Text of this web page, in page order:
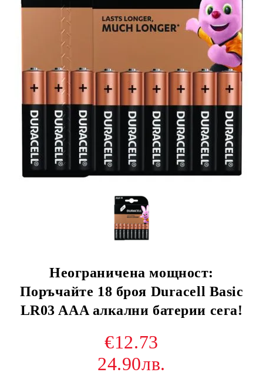
Неограничена мощност:
Поръчайте 18 броя Duracell Basic
LR03 AAA алкални батерии сега!
€12.73
24.90лв.